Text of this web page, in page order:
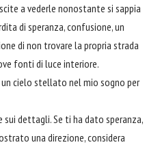
a vederle nonostante si sappia
di speranza, confusione, un
di non trovare la propria strada
fonti di luce interiore.
cielo stellato nel mio sogno per
dettagli. Se ti ha dato speranza,
una direzione, considera